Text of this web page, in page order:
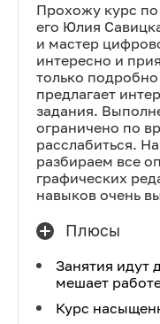
Прохожу курс
его Юлия
и мастер
интересно и
только
предлагает
задания.
ограничено по
расслабиться.
разбираем все
графических
навыков очень
Плюсы
Занятия идут
мешает
Курс